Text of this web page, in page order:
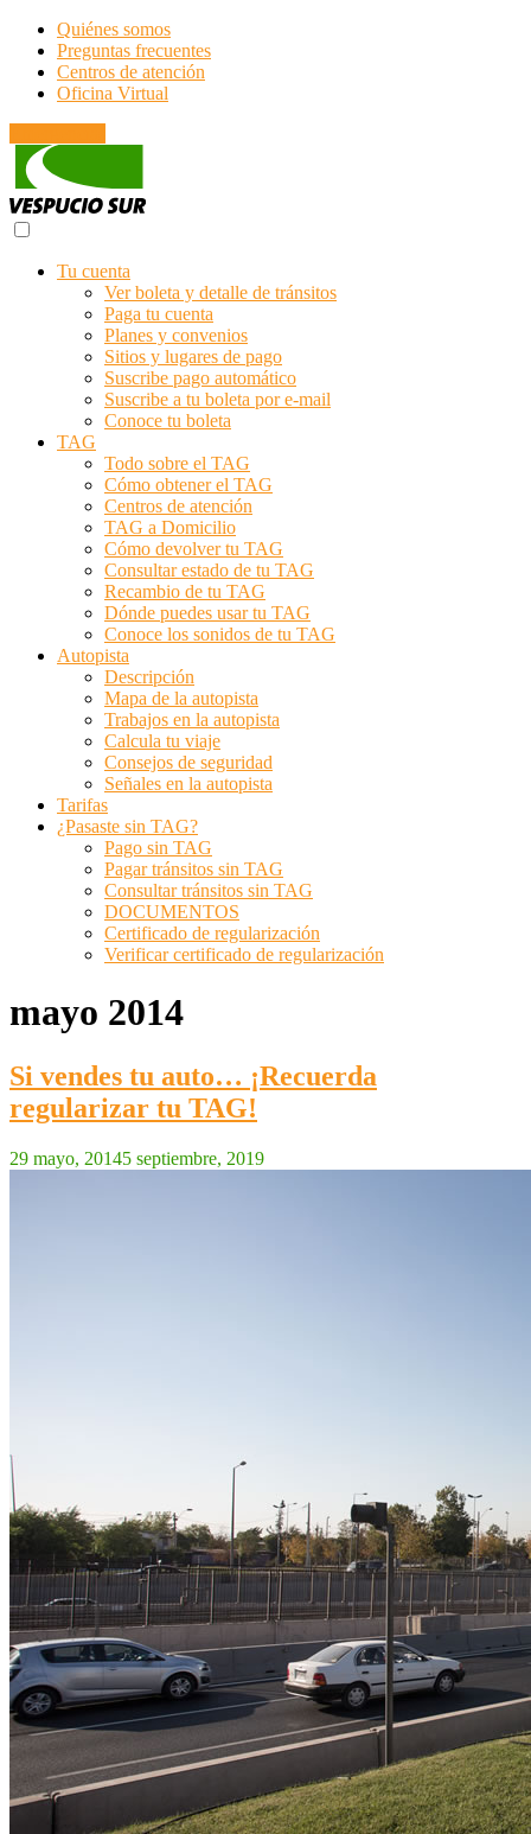
Quiénes somos
Preguntas frecuentes
Centros de atención
Oficina Virtual
Tu cuenta
Ver boleta y detalle de tránsitos
Paga tu cuenta
Planes y convenios
Sitios y lugares de pago
Suscribe pago automático
Suscribe a tu boleta por e-mail
Conoce tu boleta
TAG
Todo sobre el TAG
Cómo obtener el TAG
Centros de atención
TAG a Domicilio
Cómo devolver tu TAG
Consultar estado de tu TAG
Recambio de tu TAG
Dónde puedes usar tu TAG
Conoce los sonidos de tu TAG
Autopista
Descripción
Mapa de la autopista
Trabajos en la autopista
Calcula tu viaje
Consejos de seguridad
Señales en la autopista
Tarifas
¿Pasaste sin TAG?
Pago sin TAG
Pagar tránsitos sin TAG
Consultar tránsitos sin TAG
DOCUMENTOS
Certificado de regularización
Verificar certificado de regularización
mayo 2014
Si vendes tu auto… ¡Recuerda
regularizar tu TAG!
29 mayo, 20145 septiembre, 2019